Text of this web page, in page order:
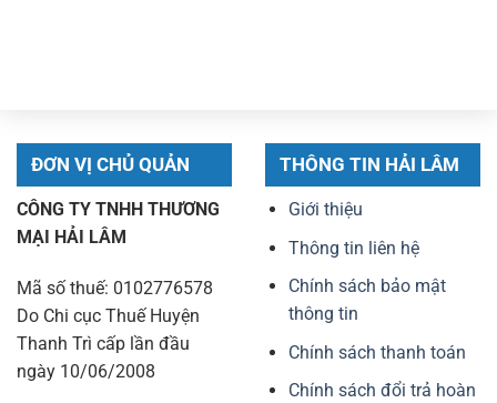
ĐƠN VỊ CHỦ QUẢN
CÔNG TY TNHH THƯƠNG
MẠI HẢI LÂM
Mã số thuế: 0102776578
Do Chi cục Thuế Huyện
Thanh Trì cấp lần đầu
ngày 10/06/2008
THÔNG TIN HẢI LÂM
Giới thiệu
Thông tin liên hệ
Chính sách bảo mật
thông tin
Chính sách thanh toán
Chính sách đổi trả hoàn